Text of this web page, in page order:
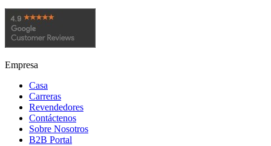
Empresa
Casa
Carreras
Revendedores
Contáctenos
Sobre Nosotros
B2B Portal